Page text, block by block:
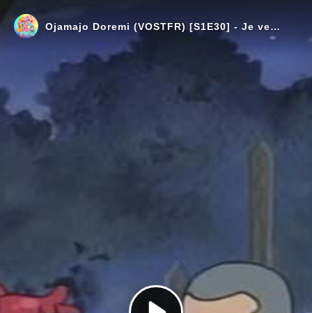
Ojamajo Doremi (VOSTFR) [S1E30] - Je veux voir le fantôme !